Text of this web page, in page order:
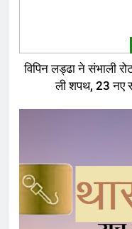
विपिन लड्ढा ने संभाली
ली शपथ, 23 नए